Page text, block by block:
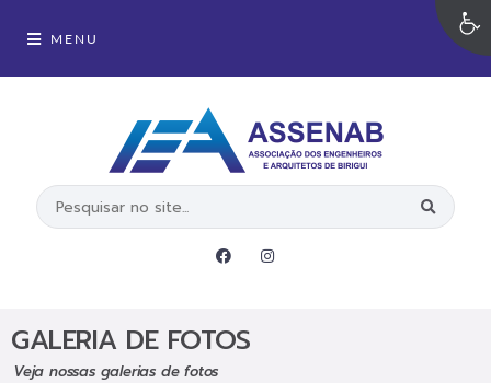
MENU
GALERIA DE FOTOS
Veja nossas galerias de fotos